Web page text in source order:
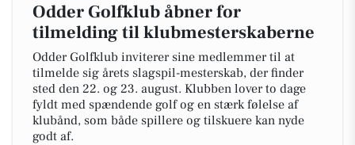
Odder Golfklub åbner for
tilmelding til klubmesterskaberne
Odder Golfklub inviterer sine medlemmer til at
tilmelde sig årets slagspil-mesterskab, der finder
sted den 22. og 23. august. Klubben lover to dage
fyldt med spændende golf og en stærk følelse af
klubånd, som både spillere og tilskuere kan nyde
godt af.